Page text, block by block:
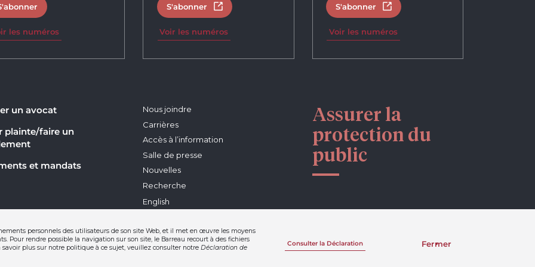
personnels des utilisateurs de son site Web, et il met en œuvre les moyens
Pour rendre possible la navigation sur son site, le Barreau recourt à des fichiers
plus sur notre politique à ce sujet, veuillez consulter notre Déclaration de
Consulter la Déclaration Fermer
les numéros
S'abonner Ouvrir dans un nouvel onglet
Voir les numéros
S'abonner Ouvrir dans un nouvel onglet
Voir les numéros
un avocat
plainte/faire un
et mandats
Nous joindre
Carrières
Accès à l’information
Salle de presse
Nouvelles
Recherche
English
Assurer la
protection du
public
Une réalisation de Sigmund